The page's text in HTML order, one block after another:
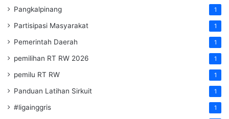
Pangkalpinang 1
Partisipasi Masyarakat 1
Pemerintah Daerah 1
pemilihan RT RW 2026 1
pemilu RT RW 1
Panduan Latihan Sirkuit 1
#ligainggris 1